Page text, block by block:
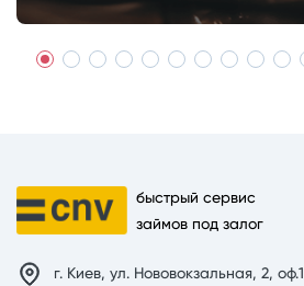
быстрый сервис
займов под залог
г. Киев, ул. Нововокзальная, 2, оф.1